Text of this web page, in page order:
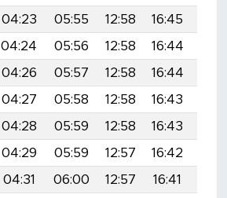
04:23 05:55 12:58 16:45
04:24 05:56 12:58 16:44
04:26 05:57 12:58 16:44
04:27 05:58 12:58 16:43
04:28 05:59 12:58 16:43
04:29 05:59 12:57 16:42
04:31 06:00 12:57 16:41